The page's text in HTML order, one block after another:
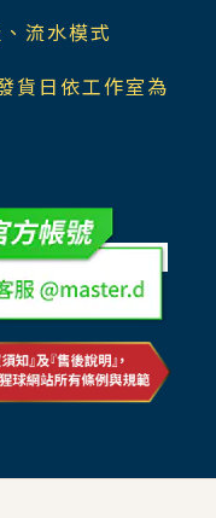
流水模式
貨日依工作室為